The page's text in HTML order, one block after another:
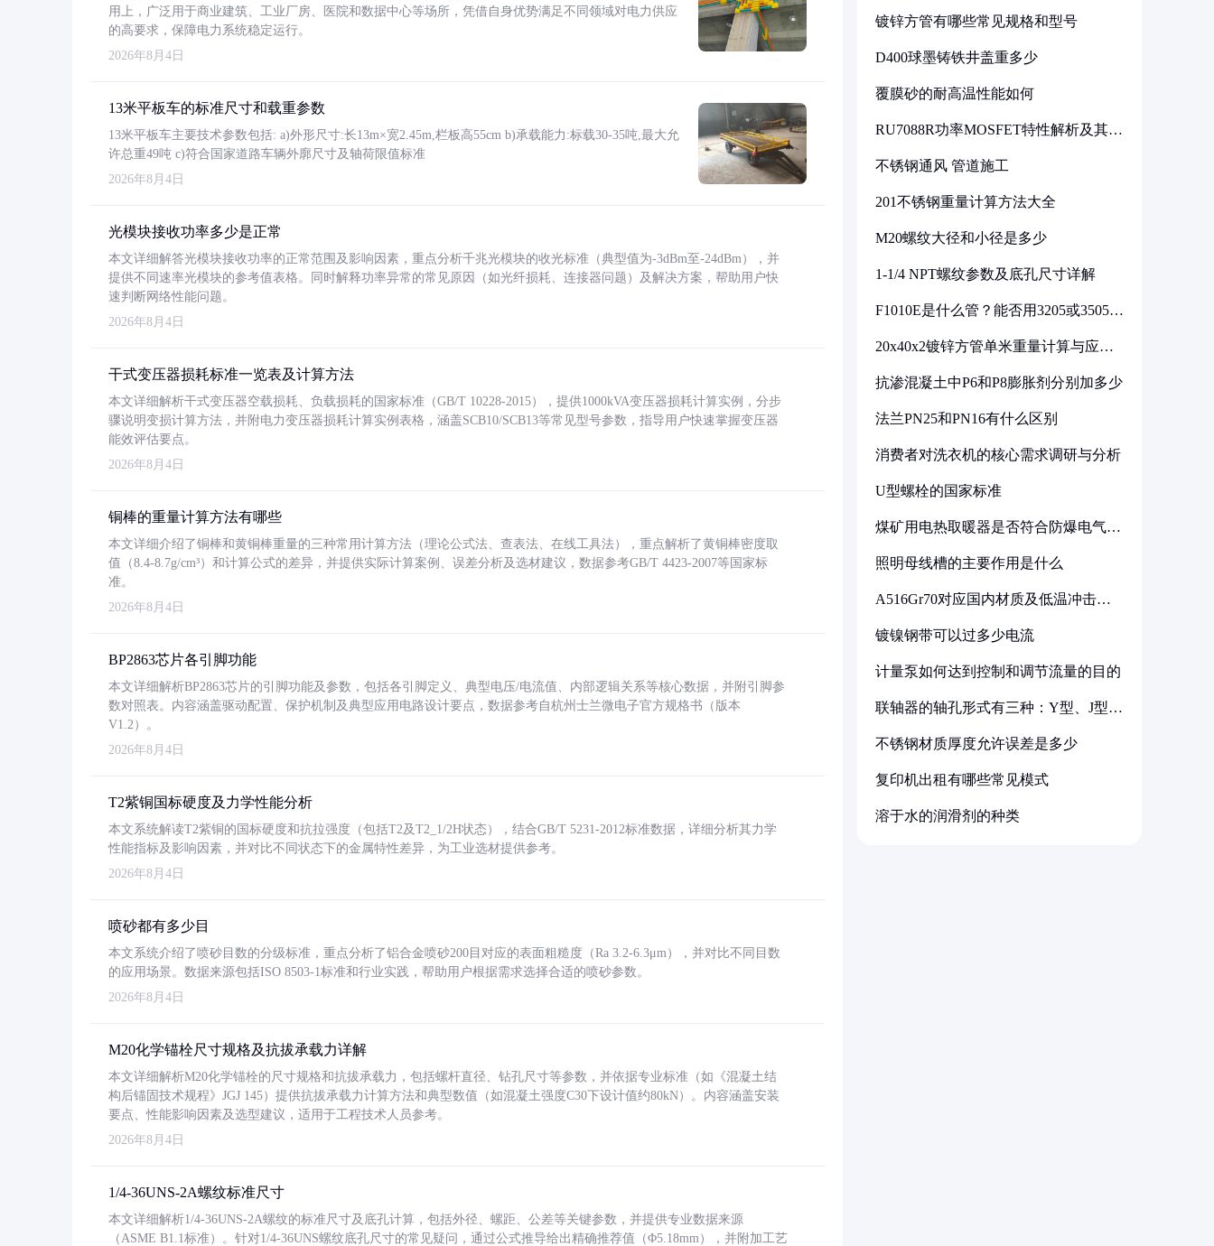
用上，广泛用于商业建筑、工业厂房、医院和数据中心等场所，凭借自身优势满足不同领域对电力供应
的高要求，保障电力系统稳定运行。
2026年8月4日
13米平板车的标准尺寸和载重参数
13米平板车主要技术参数包括: a)外形尺寸:长13m×宽2.45m,栏板高55cm b)承载能力:标载30-35吨,最大允
许总重49吨 c)符合国家道路车辆外廓尺寸及轴荷限值标准
2026年8月4日
光模块接收功率多少是正常
本文详细解答光模块接收功率的正常范围及影响因素，重点分析千兆光模块的收光标准（典型值为-3dBm至-24dBm），并
提供不同速率光模块的参考值表格。同时解释功率异常的常见原因（如光纤损耗、连接器问题）及解决方案，帮助用户快
速判断网络性能问题。
2026年8月4日
干式变压器损耗标准一览表及计算方法
本文详细解析干式变压器空载损耗、负载损耗的国家标准（GB/T 10228-2015），提供1000kVA变压器损耗计算实例，分步
骤说明变损计算方法，并附电力变压器损耗计算实例表格，涵盖SCB10/SCB13等常见型号参数，指导用户快速掌握变压器
能效评估要点。
2026年8月4日
铜棒的重量计算方法有哪些
本文详细介绍了铜棒和黄铜棒重量的三种常用计算方法（理论公式法、查表法、在线工具法），重点解析了黄铜棒密度取
值（8.4-8.7g/cm³）和计算公式的差异，并提供实际计算案例、误差分析及选材建议，数据参考GB/T 4423-2007等国家标
准。
2026年8月4日
BP2863芯片各引脚功能
本文详细解析BP2863芯片的引脚功能及参数，包括各引脚定义、典型电压/电流值、内部逻辑关系等核心数据，并附引脚参
数对照表。内容涵盖驱动配置、保护机制及典型应用电路设计要点，数据参考自杭州士兰微电子官方规格书（版本
V1.2）。
2026年8月4日
T2紫铜国标硬度及力学性能分析
本文系统解读T2紫铜的国标硬度和抗拉强度（包括T2及T2_1/2H状态），结合GB/T 5231-2012标准数据，详细分析其力学
性能指标及影响因素，并对比不同状态下的金属特性差异，为工业选材提供参考。
2026年8月4日
喷砂都有多少目
本文系统介绍了喷砂目数的分级标准，重点分析了铝合金喷砂200目对应的表面粗糙度（Ra 3.2-6.3μm），并对比不同目数
的应用场景。数据来源包括ISO 8503-1标准和行业实践，帮助用户根据需求选择合适的喷砂参数。
2026年8月4日
M20化学锚栓尺寸规格及抗拔承载力详解
本文详细解析M20化学锚栓的尺寸规格和抗拔承载力，包括螺杆直径、钻孔尺寸等参数，并依据专业标准（如《混凝土结
构后锚固技术规程》JGJ 145）提供抗拔承载力计算方法和典型数值（如混凝土强度C30下设计值约80kN）。内容涵盖安装
要点、性能影响因素及选型建议，适用于工程技术人员参考。
2026年8月4日
1/4-36UNS-2A螺纹标准尺寸
本文详细解析1/4-36UNS-2A螺纹的标准尺寸及底孔计算，包括外径、螺距、公差等关键参数，并提供专业数据来源
（ASME B1.1标准）。针对1/4-36UNS螺纹底孔尺寸的常见疑问，通过公式推导给出精确推荐值（Φ5.18mm），并附加工艺
镀锌方管有哪些常见规格和型号
D400球墨铸铁井盖重多少
覆膜砂的耐高温性能如何
RU7088R功率MOSFET特性解析及其在
不锈钢通风 管道施工
201不锈钢重量计算方法大全
M20螺纹大径和小径是多少
1-1/4 NPT螺纹参数及底孔尺寸详解
F1010E是什么管？能否用3205或3505代
20x40x2镀锌方管单米重量计算与应用
抗渗混凝土中P6和P8膨胀剂分别加多少
法兰PN25和PN16有什么区别
消费者对洗衣机的核心需求调研与分析
U型螺栓的国家标准
煤矿用电热取暖器是否符合防爆电气设
照明母线槽的主要作用是什么
A516Gr70对应国内材质及低温冲击要
镀镍钢带可以过多少电流
计量泵如何达到控制和调节流量的目的
联轴器的轴孔形式有三种：Y型、J型、
不锈钢材质厚度允许误差是多少
复印机出租有哪些常见模式
溶于水的润滑剂的种类